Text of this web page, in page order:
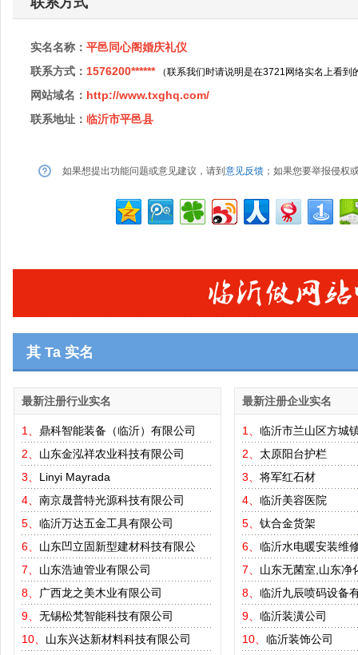
实名名称： 平邑同心阁婚庆礼仪
联系方式： 1576200******（联系我们时请说明是在3721网络实名上看到
网站域名： http://www.txghq.com/
联系地址： 临沂市平邑县
如果想提出功能问题或意见建议，请到 意见反馈 ；如果您要举报侵权
其 Ta 实名
最新注册行业实名
1、 鼎科智能装备（临沂）有限公司
2、 山东金泓祥农业科技有限公司
3、 Linyi Mayrada
4、 南京晟普特光源科技有限公司
5、 临沂万达五金工具有限公司
6、 山东凹立固新型建材科技有限公
7、 山东浩迪管业有限公司
8、
广西龙之美木业有限公司
9、 无锡松梵智能科技有限公司
10、 山东兴达新材料科技有限公司
最新注册企业实名
1、 临沂市兰山区方城
2、 太原阳台护栏
3、 将军红石材
4、 临沂美容医院
5、 钛合金货架
6、 临沂水电暖安装维
7、 山东无菌室,山东净
8、 临沂九辰喷码设备
9、 临沂装潢公司
10、 临沂装饰公司